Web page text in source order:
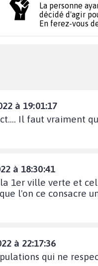
La personne
décidé d'agir
En ferez-vous
à 19:01:17
Il faut vraiment
à 18:30:41
1er ville verte et
l'on ce consacre
à 22:17:36
qui ne